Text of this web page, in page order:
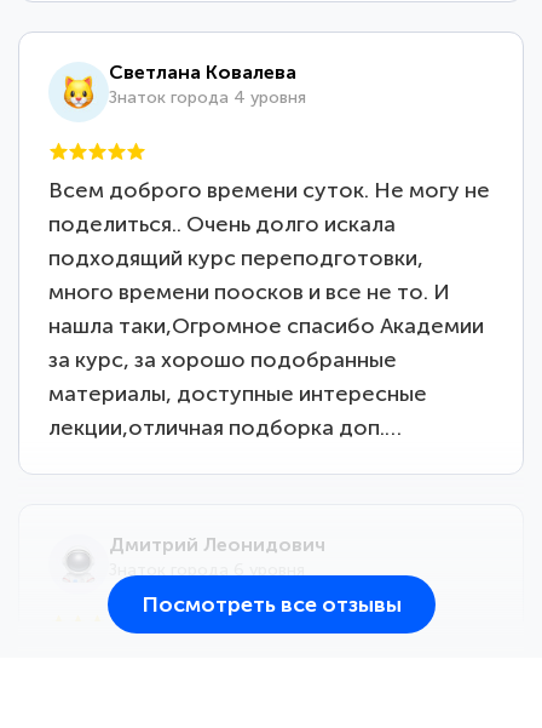
Светлана Ковалева
Знаток города 4 уровня
Всем доброго времени суток. Не могу не
поделиться.. Очень долго искала
подходящий курс переподготовки,
много времени поосков и все не то. И
нашла таки,Огромное спасибо Академии
за курс, за хорошо подобранные
материалы, доступные интересные
лекции,отличная подборка доп.…
Дмитрий Леонидович
Посмотреть все отзывы